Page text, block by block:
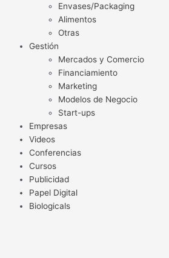
Envases/Packaging
Alimentos
Otras
Gestión
Mercados y Comercio
Financiamiento
Marketing
Modelos de Negocio
Start-ups
Empresas
Videos
Conferencias
Cursos
Publicidad
Papel Digital
Biologicals